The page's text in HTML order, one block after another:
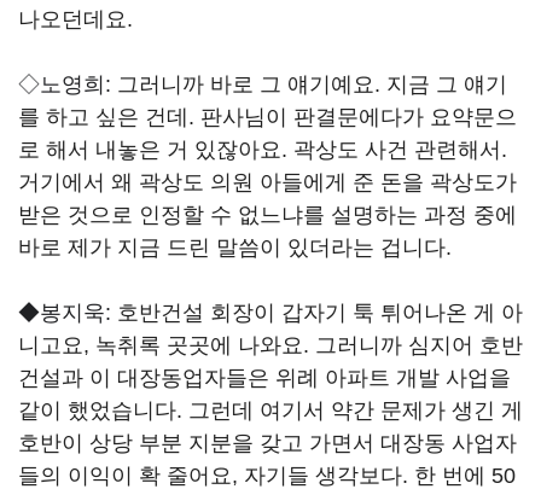
나오던데요.
◇노영희: 그러니까 바로 그 얘기예요. 지금 그 얘기
를 하고 싶은 건데. 판사님이 판결문에다가 요약문으
로 해서 내놓은 거 있잖아요. 곽상도 사건 관련해서.
거기에서 왜 곽상도 의원 아들에게 준 돈을 곽상도가
받은 것으로 인정할 수 없느냐를 설명하는 과정 중에
바로 제가 지금 드린 말씀이 있더라는 겁니다.
◆봉지욱: 호반건설 회장이 갑자기 툭 튀어나온 게 아
니고요, 녹취록 곳곳에 나와요. 그러니까 심지어 호반
건설과 이 대장동업자들은 위례 아파트 개발 사업을
같이 했었습니다. 그런데 여기서 약간 문제가 생긴 게
호반이 상당 부분 지분을 갖고 가면서 대장동 사업자
들의 이익이 확 줄어요, 자기들 생각보다. 한 번에 50